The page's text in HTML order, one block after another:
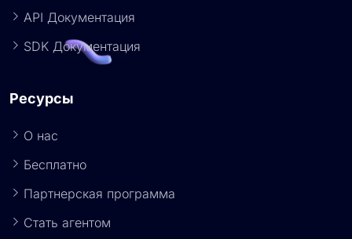
API Документация
SDK Документация
Ресурсы
О нас
Бесплатно
Партнерская программа
Стать агентом